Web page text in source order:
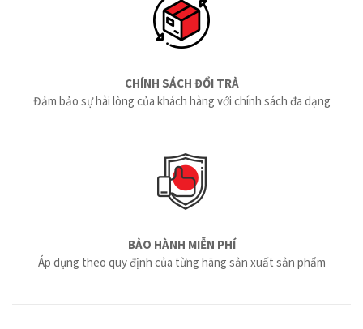
CHÍNH SÁCH ĐỔI TRẢ
Đảm bảo sự hài lòng của khách hàng với chính sách đa dạng
BẢO HÀNH MIỄN PHÍ
Áp dụng theo quy định của từng hãng sản xuất sản phẩm